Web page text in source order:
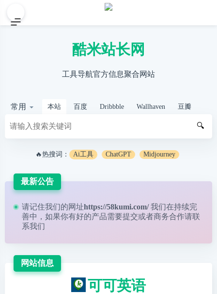
酷米站长网
工具导航官方信息聚合网站
常用 本站 百度 Dribbble Wallhaven 豆瓣
🔍
🔥热搜词： Ai工具 ChatGPT Midjourney
最新公告
请记住我们的网址https://58kumi.com/ 我们在持续完
善中，如果你有好的产品需要提交或者商务合作请联
系我们
网站信息
可可英语